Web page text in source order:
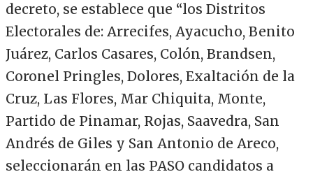
decreto, se establece que “los Distritos
Electorales de: Arrecifes, Ayacucho, Benito
Juárez, Carlos Casares, Colón, Brandsen,
Coronel Pringles, Dolores, Exaltación de la
Cruz, Las Flores, Mar Chiquita, Monte,
Partido de Pinamar, Rojas, Saavedra, San
Andrés de Giles y San Antonio de Areco,
seleccionarán en las PASO candidatos a